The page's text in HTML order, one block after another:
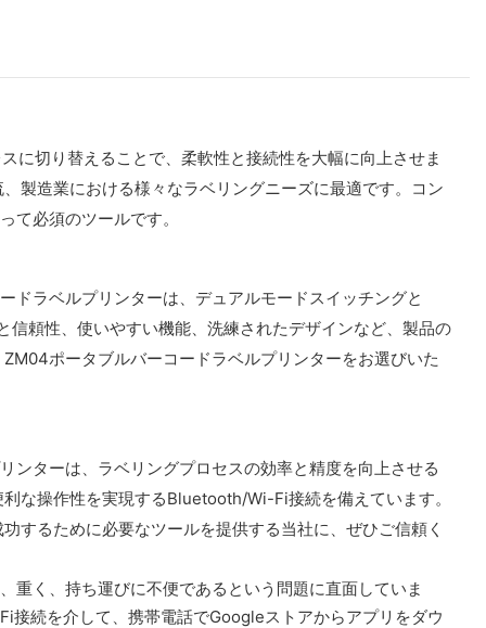
切り替えることで、柔軟性と接続性を大幅に向上させま
製造業における様々なラベリングニーズに最適です。コン
必須のツールです。
ドラベルプリンターは、デュアルモードスイッチングと
頼性、使いやすい機能、洗練されたデザインなど、製品の
ポータブルバーコードラベルプリンターをお選びいた
ンターは、ラベリングプロセスの効率と精度を向上させる
な操作性を実現するBluetooth/Wi-Fi接続を備えています。
するために必要なツールを提供する当社に、ぜひご信頼く
く、持ち運びに不便であるという問題に直面していま
続を介して、携帯電話でGoogleストアからアプリをダウ